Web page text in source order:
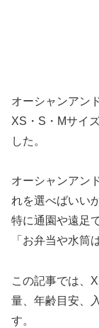
オーシャンアン
XS・S・Mサイ
した。
オーシャンアン
れを選べばいい
特に通園や遠足
「お弁当や水筒
この記事では、
量、年齢目安、
す。